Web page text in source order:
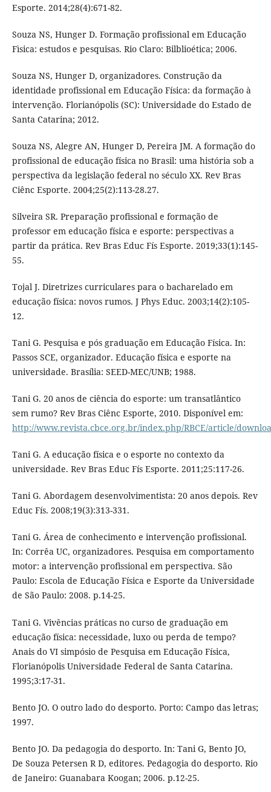
Esporte. 2014;28(4):671-82.
Souza NS, Hunger D. Formação profissional em Educação
Fìsica: estudos e pesquisas. Rio Claro: Bilblioética; 2006.
Souza NS, Hunger D, organizadores. Construção da
identidade profissional em Educação Física: da formação à
intervenção. Florianópolis (SC): Universidade do Estado de
Santa Catarina; 2012.
Souza NS, Alegre AN, Hunger D, Pereira JM. A formação do
profissional de educação física no Brasil: uma história sob a
perspectiva da legislação federal no século XX. Rev Bras
Ciênc Esporte. 2004;25(2):113-28.27.
Silveira SR. Preparação profissional e formação de
professor em educação física e esporte: perspectivas a
partir da prática. Rev Bras Educ Fís Esporte. 2019;33(1):145-
55.
Tojal J. Diretrizes curriculares para o bacharelado em
educação física: novos rumos. J Phys Educ. 2003;14(2):105-
12.
Tani G. Pesquisa e pós graduação em Educação Física. In:
Passos SCE, organizador. Educação física e esporte na
universidade. Brasília: SEED-MEC/UNB; 1988.
Tani G. 20 anos de ciência do esporte: um transatlântico
sem rumo? Rev Bras Ciênc Esporte, 2010. Disponível em:
http://www.revista.cbce.org.br/index.php/RBCE/article/
Tani G. A educação física e o esporte no contexto da
universidade. Rev Bras Educ Fís Esporte. 2011;25:117-26.
Tani G. Abordagem desenvolvimentista: 20 anos depois. Rev
Educ Fís. 2008;19(3):313-331.
Tani G. Área de conhecimento e intervenção profissional.
In: Corrêa UC, organizadores. Pesquisa em comportamento
motor: a intervenção profissional em perspectiva. São
Paulo: Escola de Educação Física e Esporte da Universidade
de São Paulo: 2008. p.14-25.
Tani G. Vivências práticas no curso de graduação em
educação física: necessidade, luxo ou perda de tempo?
Anais do VI simpósio de Pesquisa em Educação Física,
Florianópolis Universidade Federal de Santa Catarina.
1995;3:17-31.
Bento JO. O outro lado do desporto. Porto: Campo das letras;
1997.
Bento JO. Da pedagogia do desporto. In: Tani G, Bento JO,
De Souza Petersen R D, editores. Pedagogia do desporto. Rio
de Janeiro: Guanabara Koogan; 2006. p.12-25.